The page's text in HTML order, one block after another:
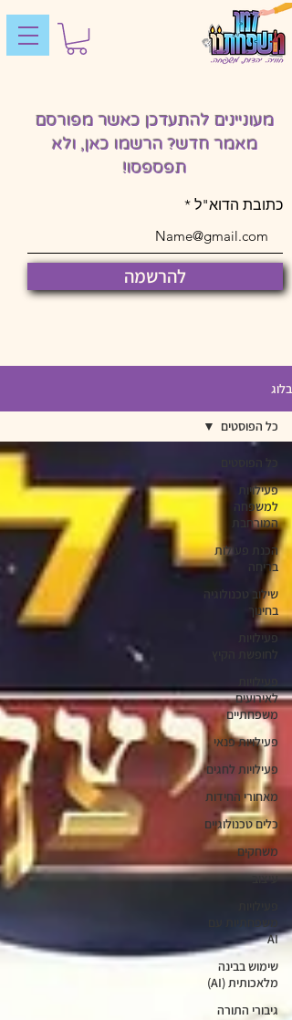
מעוניינים להתעדכן כאשר מפורסם
מאמר חדש? הרשמו כאן, ולא
תפספסו!
כתובת הדוא"ל
להרשמה
בלוג
כל הפוסטים
פעילויות
למשפחה
המורחבת
הכנת פעילות
בריחה
שילוב טכנולוגיה
בחינוך
פעילויות
לחופשת הקיץ
לאירועים
משפחתיים
פעילויות פנאי
פעילויות לחגים
מאחורי החידות
כלים טכנולוגיים
משחקים
עיצוב
משפחתיות עם
AI
שימוש בבינה
מלאכותית (AI)
גיבורי התורה
כל הפוסטים